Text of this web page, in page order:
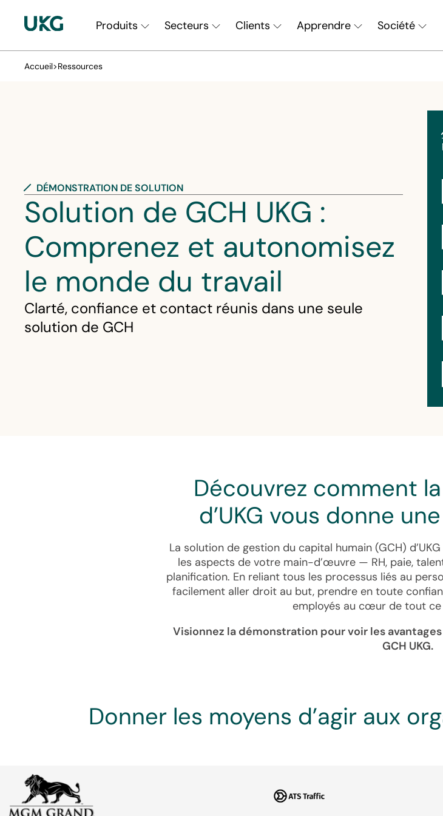
content
Main
Navigation
||
Produits Secteurs Clients Apprendre Société
Chercher
Accueil>Ressources
DÉMONSTRATION DE SOLUTION
Solution de GCH UKG :
Comprenez et autonomisez
le monde du travail
Clarté, confiance et contact réunis dans une seule
solution de GCH
Découvrez comment
d’UKG vous donne
La solution de gestion du capital humain (GCH)
les aspects de votre main-d’œuvre — RH, paie,
planification. En reliant tous les processus liés au
facilement aller droit au but, prendre en toute
employés au cœur de tout ce
Visionnez la démonstration pour voir les
GCH UKG.
Donner les moyens d’agir aux